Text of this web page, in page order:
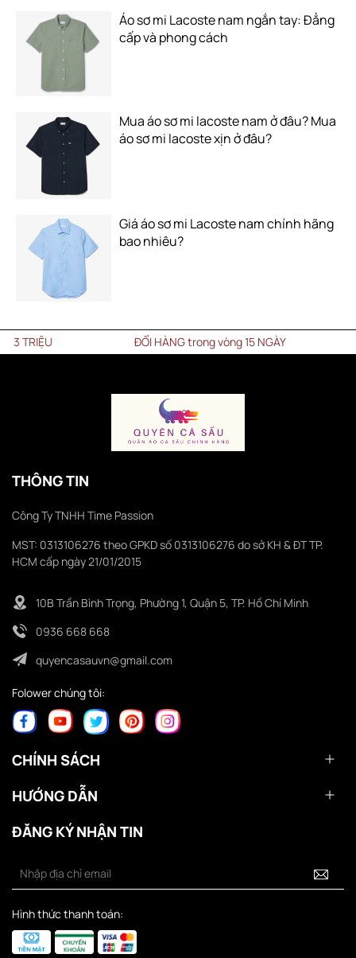
Áo sơ mi Lacoste nam ngắn tay: Đẳng
cấp và phong cách
Mua áo sơ mi lacoste nam ở đâu? Mua
áo sơ mi lacoste xịn ở đâu?
Giá áo sơ mi Lacoste nam chính hãng
bao nhiêu?
ĐỔI HÀNG trong vòng 15 NGÀY
THÔNG TIN
Công Ty TNHH Time Passion
MST: 0313106276 theo GPKD số 0313106276 do sở KH & ĐT TP.
HCM cấp ngày 21/01/2015
10B Trần Bình Trọng, Phường 1, Quận 5, TP. Hồ Chí Minh
0936 668 668
quyencasauvn@gmail.com
Folower chúng tôi:
CHÍNH SÁCH
HƯỚNG DẪN
ĐĂNG KÝ NHẬN TIN
Hình thức thanh toán: